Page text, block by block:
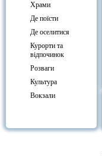
Храми
Де поїсти
Де оселитися
Курорти та
відпочинок
Розваги
Культура
Вокзали